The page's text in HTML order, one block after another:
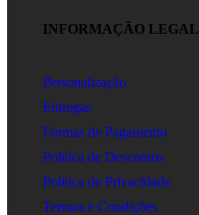
INFORMAÇÃO LEGAL
Personalização
Entregas
Formas de Pagamento
Política de Descontos
Política de Privacidade
Termos e Condições